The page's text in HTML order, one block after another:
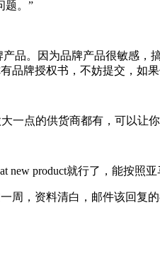
题。”
品。因为品牌产品很敏感
牌授权书，不妨提交，如
一点的供货商都有，可以让
product就行了，能按照
周，资料清白，邮件该回